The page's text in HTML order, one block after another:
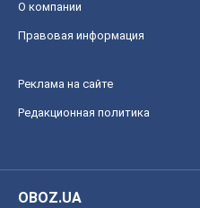
О компании
Правовая информация
Реклама на сайте
Редакционная политика
OBOZ.UA